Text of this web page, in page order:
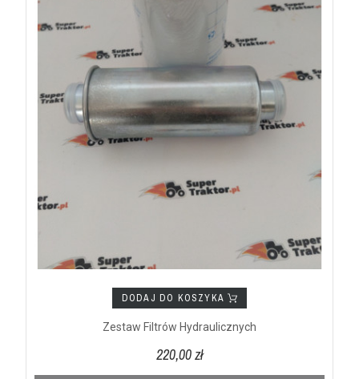
DODAJ DO KOSZYKA
Zestaw Filtrów Hydraulicznych
220,00 zł